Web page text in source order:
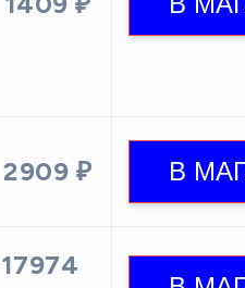
2909 ₽
17974